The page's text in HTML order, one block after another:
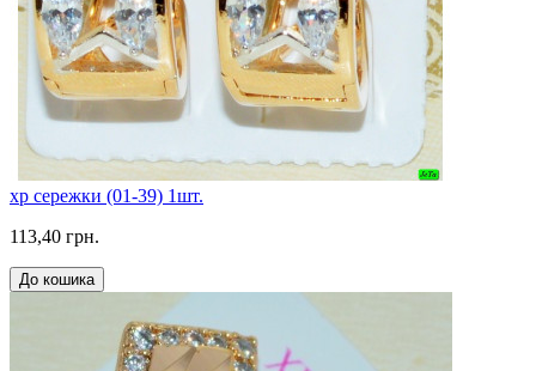
xp сережки (01-39) 1шт.
113,40 грн.
До кошика